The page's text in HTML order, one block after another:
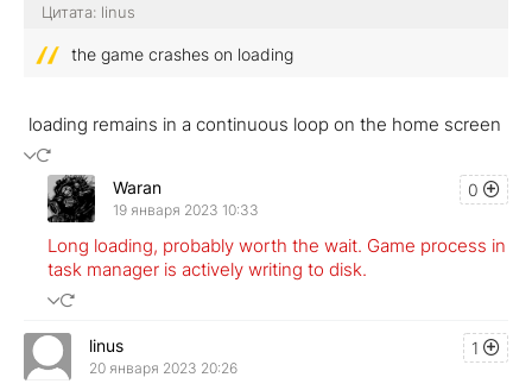
Цитата: linus
the game crashes on loading
loading remains in a continuous loop on the home screen
0
Waran
19 января 2023 10:33
Long loading, probably worth the wait. Game process in
task manager is actively writing to disk.
1
linus
20 января 2023 20:26